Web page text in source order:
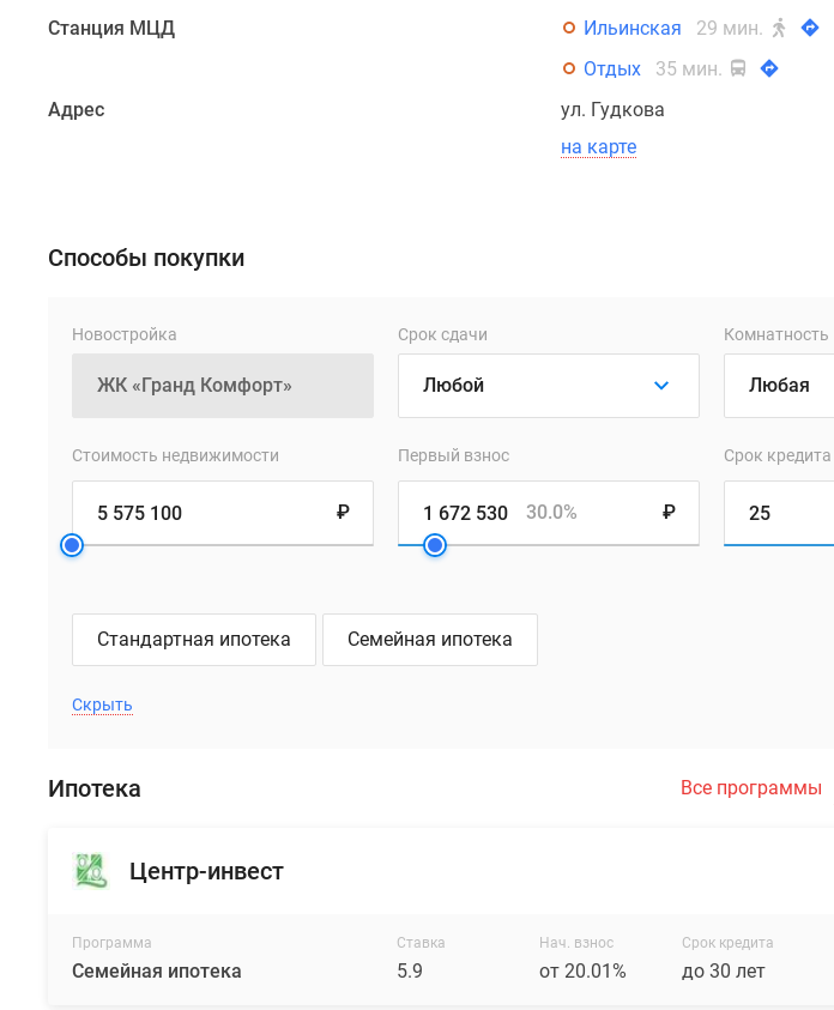
фасадов
хорошими
керамогранит
фиброцементные
устойчивые
воздействию
солнца
условий
холодного
года.
фасадах
корзины
для
выдержанные
Станция МЦД
Ильинская
29 мин.
Отдых
35 мин.
Адрес
ул. Гудкова
на карте
Способы покупки
Новостройка Срок сдачи Комнатность
Стоимость недвижимости
₽
Первый взнос
₽
30.0%
Срок кредита
Стандартная ипотека Семейная ипотека
Скрыть
Ипотека Все программы
Центр-инвест
Программа
Семейная ипотека
Ставка
5.9
Нач. взнос
от 20.01%
Срок кредита
до 30 лет